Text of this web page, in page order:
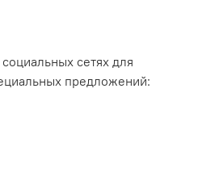
сетях для
предложений: